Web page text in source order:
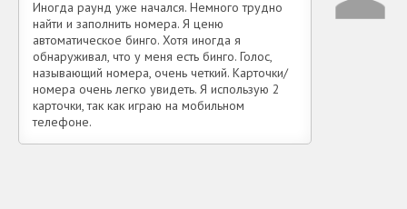
Иногда раунд уже начался. Немного трудно
найти и заполнить номера. Я ценю
автоматическое бинго. Хотя иногда я
обнаруживал, что у меня есть бинго. Голос,
называющий номера, очень четкий. Карточки/
номера очень легко увидеть. Я использую 2
карточки, так как играю на мобильном
телефоне.